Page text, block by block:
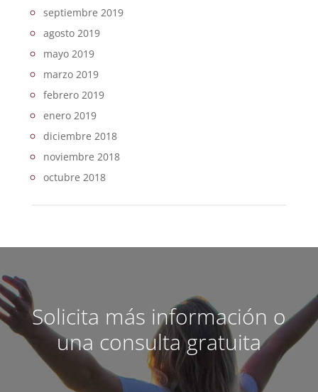
septiembre 2019
agosto 2019
mayo 2019
marzo 2019
febrero 2019
enero 2019
diciembre 2018
noviembre 2018
octubre 2018
Solicita más información o
una consulta gratuita